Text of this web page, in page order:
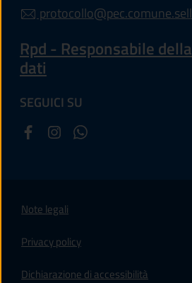
Rpd - Responsabile
dati
SEGUICI SU
Note legali
Privacy policy
Dichiarazione di accessibilità